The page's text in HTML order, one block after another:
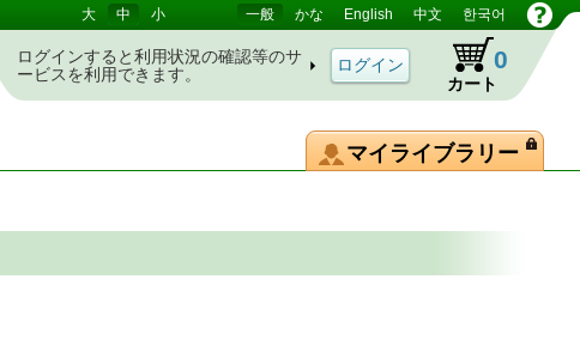
大 中 小 一般 かな English 中文 한국어
ログインすると利用状況の確認等のサ
ービスを利用できます。
カート
0
マイライブラリー